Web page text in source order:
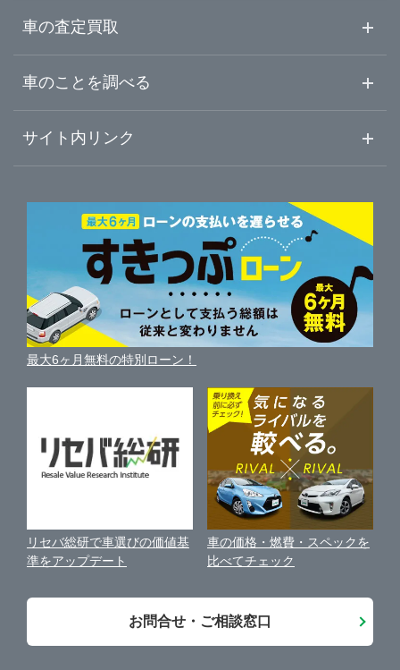
ガリバー新川インター店
ガリバー札幌手稲店
ガリバー車検 札幌手稲店
ガリバー車検 札幌清田店
ガリバー12号岩見沢店
ガリバー36号苫小牧店
札幌市清田区
岩見沢市
苫小牧市
登別市
江別・岩見沢
苫小牧・室蘭・登別
中古車情報・中古車検索
初めての中古車購入ガイド
中古車人気ランキング
自動車ローンを調べる
ガリバーの自動車ローン
車買い替えの基礎知識
近くのお店で車を探す
車の査定買取
車査定・車買取ならガリバー
ガリバーの査定が選ばれる理由
車を売る時よくある質問
便利な査定サービス
中古車買取相場（毎月更新）
車の個人売買ガイド
車のことを調べる
車初心者まとめ
新車・中古車カタログ
車の燃費を調べる
車種別クチコミ
車比較サイト
サイト内リンク
サイトマップ
サイトの使用条件
利用規約
保険代理店業務に関する基本方針
古物営業法に基づく表示
お客様の声
会社案内
最大6ヶ月無料の特別ローン！
リセバ総研で車選びの価値基
準をアップデート
車の価格・燃費・スペックを
比べてチェック
お問合せ・ご相談窓口